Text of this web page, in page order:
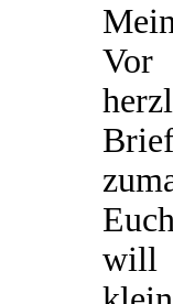
will